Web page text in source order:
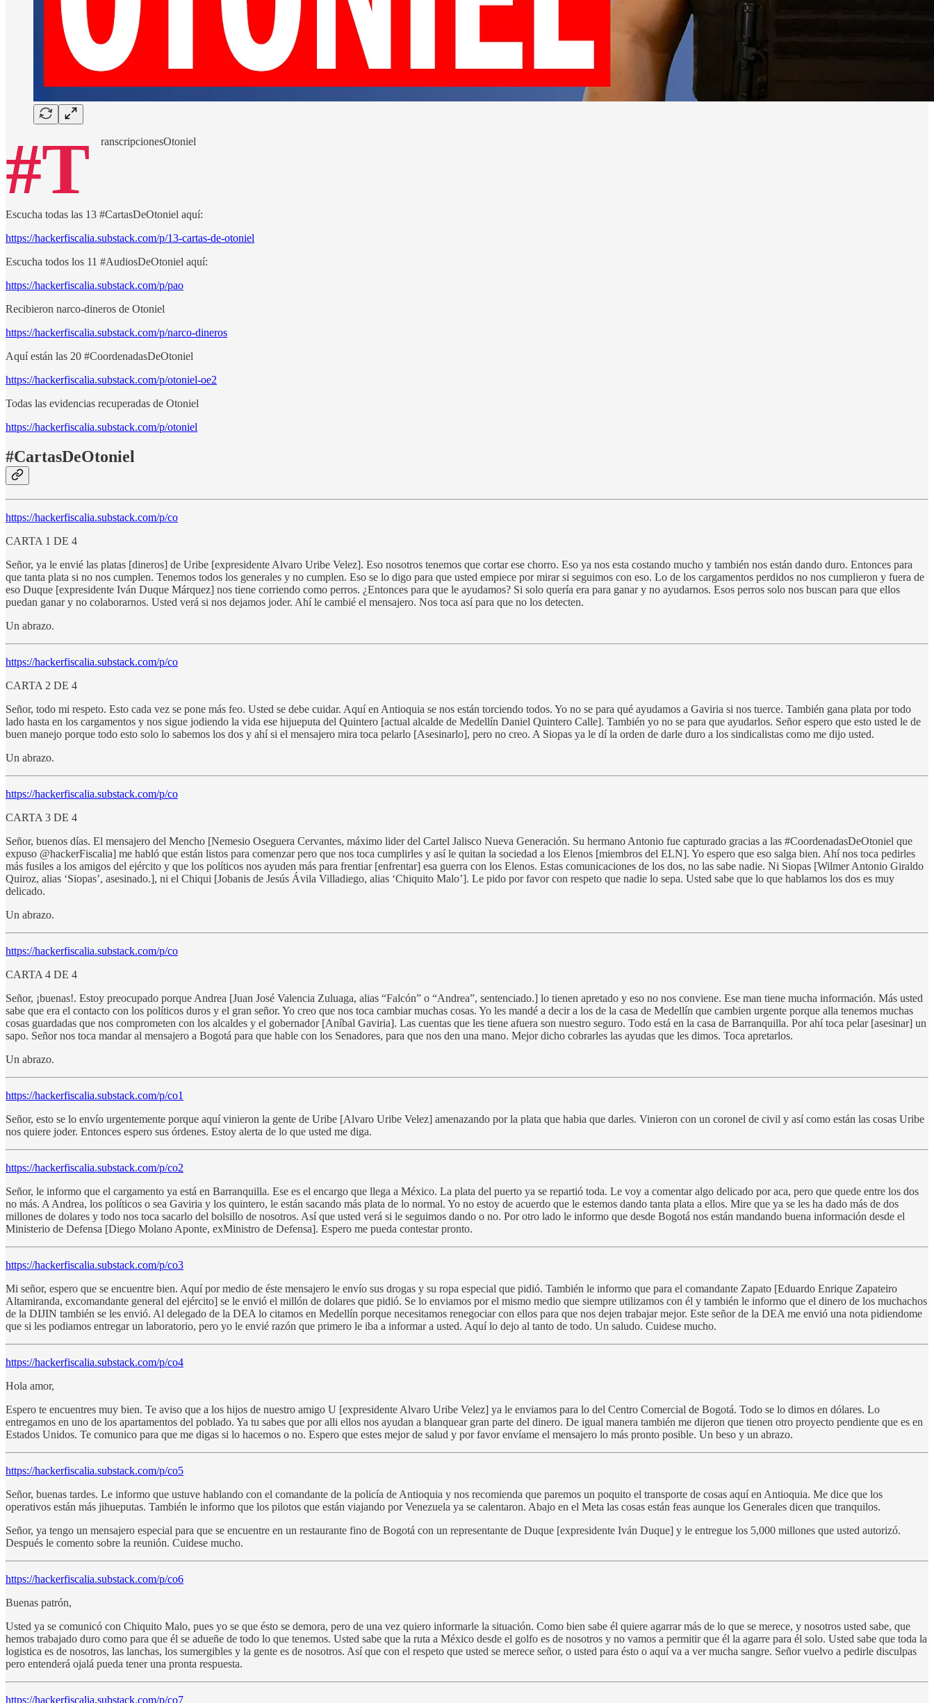
#T ranscripcionesOtoniel
Escucha todas las 13 #CartasDeOtoniel aquí:
https://hackerfiscalia.substack.com/p/13-cartas-de-otoniel
Escucha todos los 11 #AudiosDeOtoniel aquí:
https://hackerfiscalia.substack.com/p/pao
Recibieron narco-dineros de Otoniel
https://hackerfiscalia.substack.com/p/narco-dineros
Aquí están las 20 #CoordenadasDeOtoniel
https://hackerfiscalia.substack.com/p/otoniel-oe2
Todas las evidencias recuperadas de Otoniel
https://hackerfiscalia.substack.com/p/otoniel
#CartasDeOtoniel
https://hackerfiscalia.substack.com/p/co
CARTA 1 DE 4
Señor, ya le envié las platas [dineros] de Uribe [expresidente Alvaro Uribe Velez]. Eso nosotros tenemos que cortar ese chorro. Eso ya nos esta costando mucho y también nos están dando duro. Entonces para
que tanta plata si no nos cumplen. Tenemos todos los generales y no cumplen. Eso se lo digo para que usted empiece por mirar si seguimos con eso. Lo de los cargamentos perdidos no nos cumplieron y fuera de
eso Duque [expresidente Iván Duque Márquez] nos tiene corriendo como perros. ¿Entonces para que le ayudamos? Si solo quería era para ganar y no ayudarnos. Esos perros solo nos buscan para que ellos
puedan ganar y no colaborarnos. Usted verá si nos dejamos joder. Ahí le cambié el mensajero. Nos toca así para que no los detecten.
Un abrazo.
https://hackerfiscalia.substack.com/p/co
CARTA 2 DE 4
Señor, todo mi respeto. Esto cada vez se pone más feo. Usted se debe cuidar. Aquí en Antioquia se nos están torciendo todos. Yo no se para qué ayudamos a Gaviria si nos tuerce. También gana plata por todo
lado hasta en los cargamentos y nos sigue jodiendo la vida ese hijueputa del Quintero [actual alcalde de Medellín Daniel Quintero Calle]. También yo no se para que ayudarlos. Señor espero que esto usted le de
buen manejo porque todo esto solo lo sabemos los dos y ahí si el mensajero mira toca pelarlo [Asesinarlo], pero no creo. A Siopas ya le dí la orden de darle duro a los sindicalistas como me dijo usted.
Un abrazo.
https://hackerfiscalia.substack.com/p/co
CARTA 3 DE 4
Señor, buenos días. El mensajero del Mencho [Nemesio Oseguera Cervantes, máximo lider del Cartel Jalisco Nueva Generación. Su hermano Antonio fue capturado gracias a las #CoordenadasDeOtoniel que
expuso @hackerFiscalia] me habló que están listos para comenzar pero que nos toca cumplirles y así le quitan la sociedad a los Elenos [miembros del ELN]. Yo espero que eso salga bien. Ahí nos toca pedirles
más fusiles a los amigos del ejército y que los políticos nos ayuden más para frentiar [enfrentar] esa guerra con los Elenos. Estas comunicaciones de los dos, no las sabe nadie. Ni Siopas [Wilmer Antonio Giraldo
Quiroz, alias ‘Siopas’, asesinado.], ni el Chiqui [Jobanis de Jesús Ávila Villadiego, alias ‘Chiquito Malo’]. Le pido por favor con respeto que nadie lo sepa. Usted sabe que lo que hablamos los dos es muy
delicado.
Un abrazo.
https://hackerfiscalia.substack.com/p/co
CARTA 4 DE 4
Señor, ¡buenas!. Estoy preocupado porque Andrea [Juan José Valencia Zuluaga, alias “Falcón” o “Andrea”, sentenciado.] lo tienen apretado y eso no nos conviene. Ese man tiene mucha información. Más usted
sabe que era el contacto con los políticos duros y el gran señor. Yo creo que nos toca cambiar muchas cosas. Yo les mandé a decir a los de la casa de Medellín que cambien urgente porque alla tenemos muchas
cosas guardadas que nos comprometen con los alcaldes y el gobernador [Aníbal Gaviria]. Las cuentas que les tiene afuera son nuestro seguro. Todo está en la casa de Barranquilla. Por ahí toca pelar [asesinar] un
sapo. Señor nos toca mandar al mensajero a Bogotá para que hable con los Senadores, para que nos den una mano. Mejor dicho cobrarles las ayudas que les dimos. Toca apretarlos.
Un abrazo.
https://hackerfiscalia.substack.com/p/co1
Señor, esto se lo envío urgentemente porque aquí vinieron la gente de Uribe [Alvaro Uribe Velez] amenazando por la plata que habia que darles. Vinieron con un coronel de civil y así como están las cosas Uribe
nos quiere joder. Entonces espero sus órdenes. Estoy alerta de lo que usted me diga.
https://hackerfiscalia.substack.com/p/co2
Señor, le informo que el cargamento ya está en Barranquilla. Ese es el encargo que llega a México. La plata del puerto ya se repartió toda. Le voy a comentar algo delicado por aca, pero que quede entre los dos
no más. A Andrea, los políticos o sea Gaviria y los quintero, le están sacando más plata de lo normal. Yo no estoy de acuerdo que le estemos dando tanta plata a ellos. Mire que ya se les ha dado más de dos
millones de dolares y todo nos toca sacarlo del bolsillo de nosotros. Así que usted verá si le seguimos dando o no. Por otro lado le informo que desde Bogotá nos están mandando buena información desde el
Ministerio de Defensa [Diego Molano Aponte, exMinistro de Defensa]. Espero me pueda contestar pronto.
https://hackerfiscalia.substack.com/p/co3
Mi señor, espero que se encuentre bien. Aquí por medio de éste mensajero le envío sus drogas y su ropa especial que pidió. También le informo que para el comandante Zapato [Eduardo Enrique Zapateiro
Altamiranda, excomandante general del ejército] se le envió el millón de dolares que pidió. Se lo enviamos por el mismo medio que siempre utilizamos con él y también le informo que el dinero de los muchachos
de la DIJIN también se les envió. Al delegado de la DEA lo citamos en Medellín porque necesitamos renegociar con ellos para que nos dejen trabajar mejor. Este señor de la DEA me envió una nota pidiendome
que si les podiamos entregar un laboratorio, pero yo le envié razón que primero le iba a informar a usted. Aquí lo dejo al tanto de todo. Un saludo. Cuidese mucho.
https://hackerfiscalia.substack.com/p/co4
Hola amor,
Espero te encuentres muy bien. Te aviso que a los hijos de nuestro amigo U [expresidente Alvaro Uribe Velez] ya le enviamos para lo del Centro Comercial de Bogotá. Todo se lo dimos en dólares. Lo
entregamos en uno de los apartamentos del poblado. Ya tu sabes que por alli ellos nos ayudan a blanquear gran parte del dinero. De igual manera también me dijeron que tienen otro proyecto pendiente que es en
Estados Unidos. Te comunico para que me digas si lo hacemos o no. Espero que estes mejor de salud y por favor envíame el mensajero lo más pronto posible. Un beso y un abrazo.
https://hackerfiscalia.substack.com/p/co5
Señor, buenas tardes. Le informo que ustuve hablando con el comandante de la policía de Antioquia y nos recomienda que paremos un poquito el transporte de cosas aquí en Antioquia. Me dice que los
operativos están más jihueputas. También le informo que los pilotos que están viajando por Venezuela ya se calentaron. Abajo en el Meta las cosas están feas aunque los Generales dicen que tranquilos.
Señor, ya tengo un mensajero especial para que se encuentre en un restaurante fino de Bogotá con un representante de Duque [expresidente Iván Duque] y le entregue los 5,000 millones que usted autorizó.
Después le comento sobre la reunión. Cuidese mucho.
https://hackerfiscalia.substack.com/p/co6
Buenas patrón,
Usted ya se comunicó con Chiquito Malo, pues yo se que ésto se demora, pero de una vez quiero informarle la situación. Como bien sabe él quiere agarrar más de lo que se merece, y nosotros usted sabe, que
hemos trabajado duro como para que él se adueñe de todo lo que tenemos. Usted sabe que la ruta a México desde el golfo es de nosotros y no vamos a permitir que él la agarre para él solo. Usted sabe que toda la
logistica es de nosotros, las lanchas, los sumergibles y la gente es de nosotros. Así que con el respeto que usted se merece señor, o usted para ésto o aquí va a ver mucha sangre. Señor vuelvo a pedirle disculpas
pero entenderá ojalá pueda tener una pronta respuesta.
https://hackerfiscalia.substack.com/p/co7